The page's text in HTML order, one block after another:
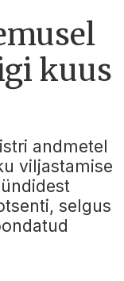
kuus
andmetel
viljastamise
selgus